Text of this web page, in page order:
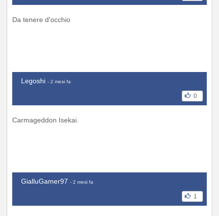
Da tenere d'occhio
Legoshi - 2 mesi fa
0
Carmageddon Isekai.
GialluGamer97 - 2 mesi fa
1